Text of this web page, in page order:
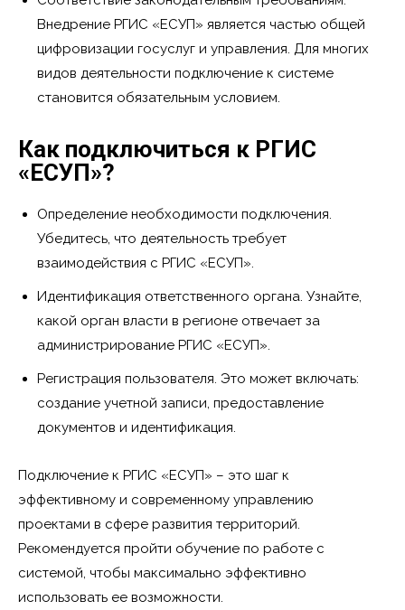
Внедрение РГИС «ЕСУП» является частью общей
цифровизации госуслуг и управления. Для многих
видов деятельности подключение к системе
становится обязательным условием.
Как подключиться к РГИС
«ЕСУП»?
Определение необходимости подключения.
Убедитесь, что деятельность требует
взаимодействия с РГИС «ЕСУП».
Идентификация ответственного органа. Узнайте,
какой орган власти в регионе отвечает за
администрирование РГИС «ЕСУП».
Регистрация пользователя. Это может включать:
создание учетной записи, предоставление
документов и идентификация.
Подключение к РГИС «ЕСУП» – это шаг к
эффективному и современному управлению
проектами в сфере развития территорий.
Рекомендуется пройти обучение по работе с
системой, чтобы максимально эффективно
использовать ее возможности.